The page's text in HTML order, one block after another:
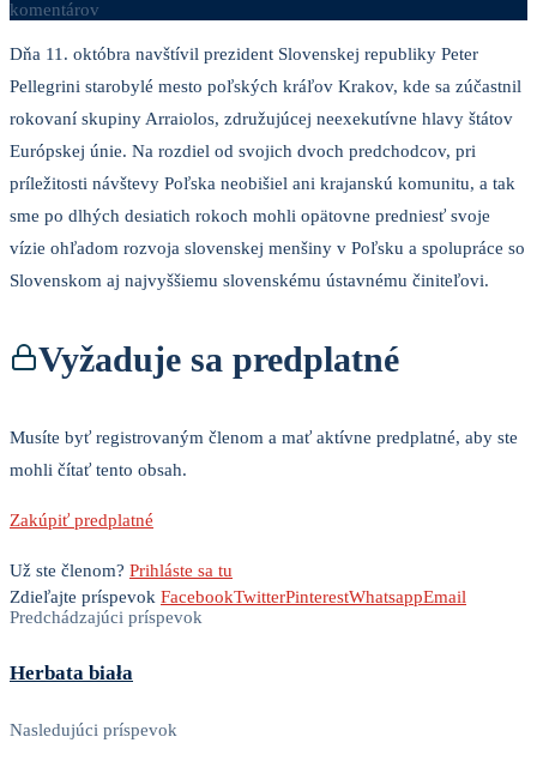
komentárov
Dňa 11. októbra navštívil prezident Slovenskej republiky Peter
Pellegrini starobylé mesto poľských kráľov Krakov, kde sa zúčastnil
rokovaní skupiny Arraiolos, združujúcej neexekutívne hlavy štátov
Európskej únie. Na rozdiel od svojich dvoch predchodcov, pri
príležitosti návštevy Poľska neobišiel ani krajanskú komunitu, a tak
sme po dlhých desiatich rokoch mohli opätovne predniesť svoje
vízie ohľadom rozvoja slovenskej menšiny v Poľsku a spolupráce so
Slovenskom aj najvyššiemu slovenskému ústavnému činiteľovi.
Vyžaduje sa predplatné
Musíte byť registrovaným členom a mať aktívne predplatné, aby ste
mohli čítať tento obsah.
Zakúpiť predplatné
Už ste členom? Prihláste sa tu
Zdieľajte príspevok FacebookTwitterPinterestWhatsappEmail
Predchádzajúci príspevok
Herbata biała
Nasledujúci príspevok